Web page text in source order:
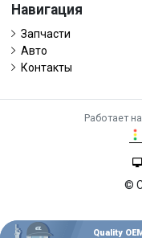
Навигация
Запчасти
Авто
Контакты
Работает
©
Quality